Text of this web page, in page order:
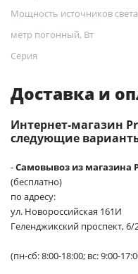
Мощность источников света
метр погонный, Вт
Серия
Доставка и
Интернет-магазин
следующие
-Самовывоз из магазина
(бесплатно)
по адресу:
ул. Новороссийская 161И
Геленджикский проспект, 6/
(пн-сб: 8:00-18:00; вс: 9:00-